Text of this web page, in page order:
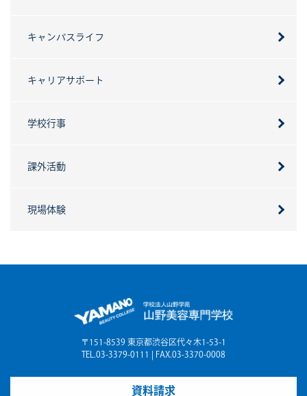
キャンパスライフ
キャリアサポート
学校行事
課外活動
現場体験
〒151-8539 東京都渋谷区代々木1-53-1
TEL.03-3379-0111 | FAX.03-3370-0008
資料請求